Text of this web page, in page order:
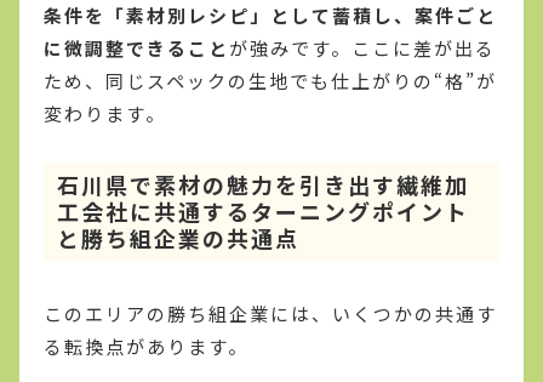
条件を「素材別レシピ」として蓄積し、案件ごと
に微調整できること が強みです。ここに差が出る
ため、同じスペックの生地でも仕上がりの“格”が
変わります。
石川県で素材の魅力を引き出す繊維加
工会社に共通するターニングポイント
と勝ち組企業の共通点
このエリアの勝ち組企業には、いくつかの共通す
る転換点があります。